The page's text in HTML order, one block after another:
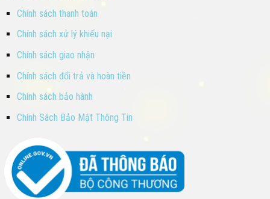
Chính sách thanh toán
Chính sách xử lý khiếu nại
Chính sách giao nhận
Chính sách đổi trả và hoàn tiền
Chính sách bảo hành
Chính Sách Bảo Mật Thông Tin